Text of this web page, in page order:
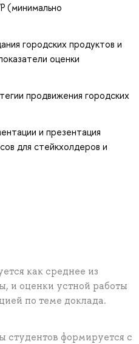
(минимально
городских продуктов и
оценки
продвижения городских
и презентация
для стейкхолдеров и
как среднее из
и оценки устной работы
по теме доклада.
студентов формируется с